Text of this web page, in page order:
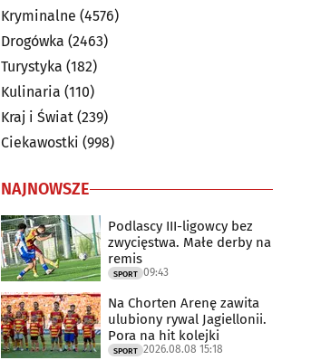
Kryminalne (4576)
Drogówka (2463)
Turystyka (182)
Kulinaria (110)
Kraj i Świat (239)
Ciekawostki (998)
NAJNOWSZE
Podlascy III-ligowcy bez
zwycięstwa. Małe derby na
remis
SPORT 09:43
Na Chorten Arenę zawita
ulubiony rywal Jagiellonii.
Pora na hit kolejki
SPORT 2026.08.08 15:18